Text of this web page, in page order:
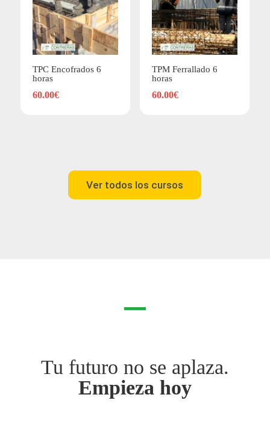
TPC Encofrados 6
horas
60.00€
TPM Ferrallado 6
horas
60.00€
Ver todos los cursos
Tu futuro no se aplaza.
Empieza hoy